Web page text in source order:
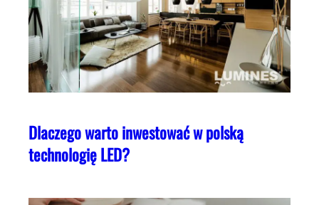
Dlaczego warto inwestować w polską
technologię LED?